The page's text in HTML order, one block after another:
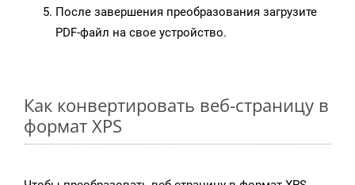
После завершения преобразования загрузите
PDF-файл на свое устройство.
Как конвертировать веб-страницу в
формат XPS